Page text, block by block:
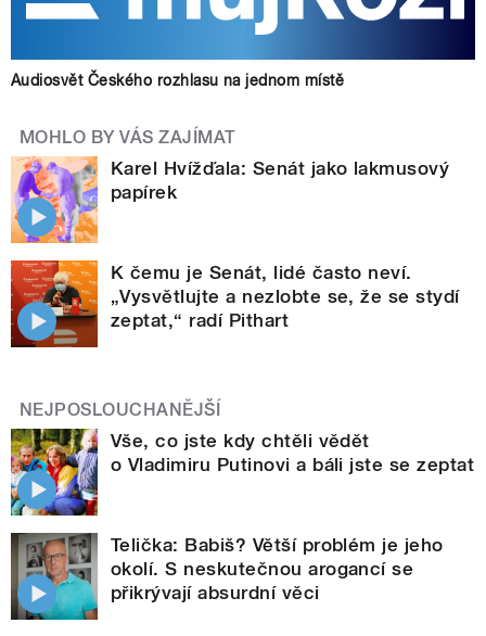
Audiosvět Českého rozhlasu na jednom místě
MOHLO BY VÁS ZAJÍMAT
Karel Hvížďala: Senát jako lakmusový
papírek
K čemu je Senát, lidé často neví.
„Vysvětlujte a nezlobte se, že se stydí
zeptat,“ radí Pithart
NEJPOSLOUCHANĚJŠÍ
Vše, co jste kdy chtěli vědět
o Vladimiru Putinovi a báli jste se zeptat
Telička: Babiš? Větší problém je jeho
okolí. S neskutečnou arogancí se
přikrývají absurdní věci